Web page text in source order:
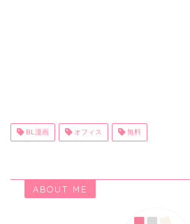
BL漫画 オフィス 無料
ABOUT ME